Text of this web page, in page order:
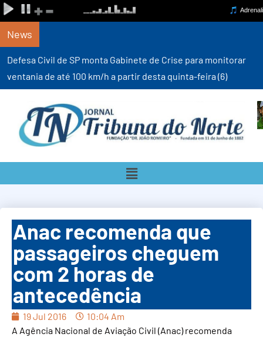
News
Defesa Civil de SP monta Gabinete de Crise para monitorar
ventania de até 100 km/h a partir desta quinta-feira (6)
Anac recomenda que
passageiros cheguem
com 2 horas de
antecedência
19 Jul 2016
10:04 Am
A Agência Nacional de Aviação Civil (Anac) recomenda